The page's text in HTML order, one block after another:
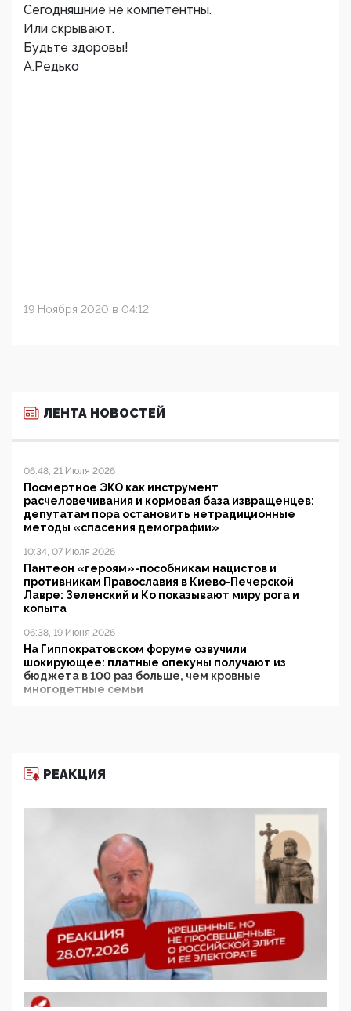
Сегодняшние не компетентны.
Или скрывают.
Будьте здоровы!
А.Редько
19 Ноября 2020 в 04:12
ЛЕНТА НОВОСТЕЙ
06:48, 21 Июля 2026
Посмертное ЭКО как инструмент
расчеловечивания и кормовая база извращенцев:
депутатам пора остановить нетрадиционные
методы «спасения демографии»
10:34, 07 Июля 2026
Пантеон «героям»-пособникам нацистов и
противникам Православия в Киево-Печерской
Лавре: Зеленский и Ко показывают миру рога и
копыта
06:38, 19 Июня 2026
На Гиппократовском форуме озвучили
шокирующее: платные опекуны получают из
бюджета в 100 раз больше, чем кровные
многодетные семьи
11:53, 09 Июня 2026
деятельность ИИТО ЮНЕСКО в России, но
цифроглобалисты продолжают определять
повестку в образовании
09:43, 01 Июня 2026
5G за счет здоровья граждан: Минцифры намерено
отобрать у регионов и муниципалитетов право
защищать жилые дома и социальные объекты от
05:58, 26 Мая 2026
Роскомнадзор освободили от борца с
деструктивным и опасным контентом
07:39, 25 Мая 2026
РЕАКЦИЯ